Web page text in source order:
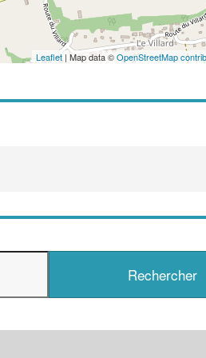
Leaflet | Map data ©OpenStreetMap